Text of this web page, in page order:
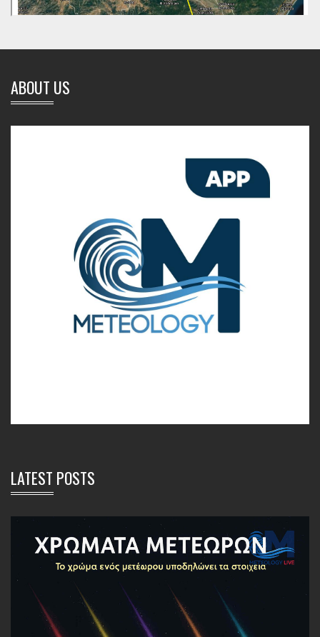
ABOUT US
LATEST POSTS